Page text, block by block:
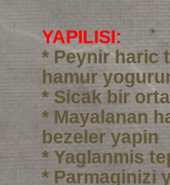
YAPILISI:
* Peynir haric
hamur
* Sicak bir
* Mayalanan
bezeler yapin
* Yaglanmis
* Parmaginizi